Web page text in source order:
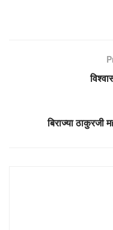
बिराज्या ठाकुरजी